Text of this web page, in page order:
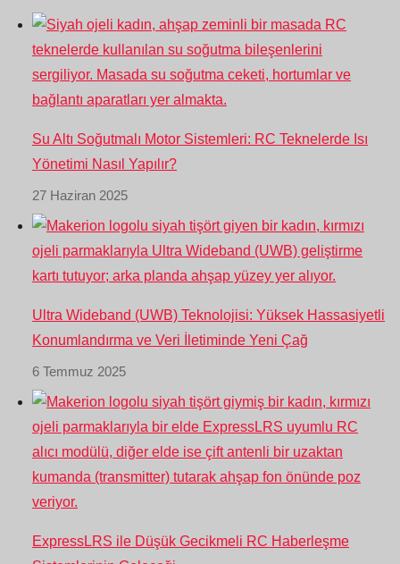
Su Altı Soğutmalı Motor Sistemleri: RC Teknelerde Isı
Yönetimi Nasıl Yapılır?
27 Haziran 2025
Ultra Wideband (UWB) Teknolojisi: Yüksek Hassasiyetli
Konumlandırma ve Veri İletiminde Yeni Çağ
6 Temmuz 2025
ExpressLRS ile Düşük Gecikmeli RC Haberleşme